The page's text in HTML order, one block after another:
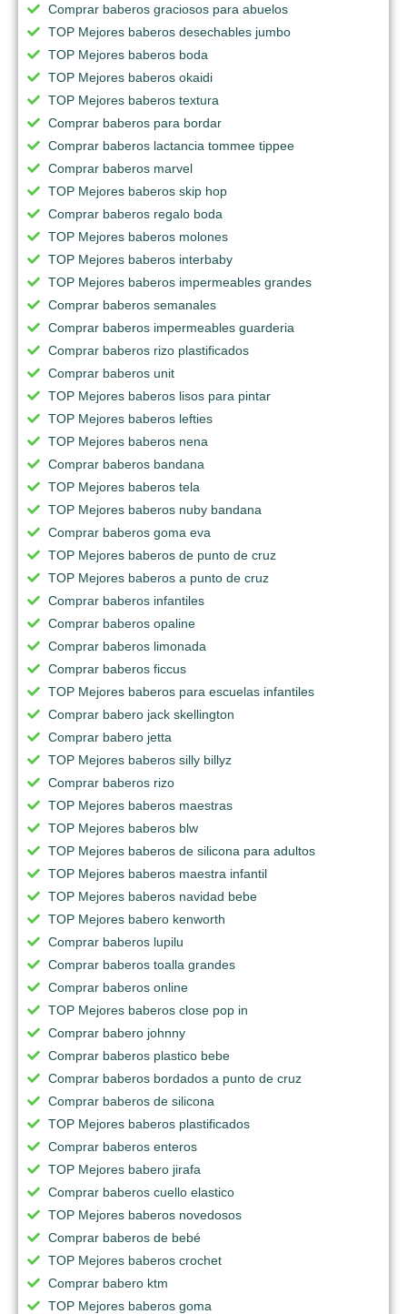
Comprar baberos graciosos para abuelos
TOP Mejores baberos desechables jumbo
TOP Mejores baberos boda
TOP Mejores baberos okaidi
TOP Mejores baberos textura
Comprar baberos para bordar
Comprar baberos lactancia tommee tippee
Comprar baberos marvel
TOP Mejores baberos skip hop
Comprar baberos regalo boda
TOP Mejores baberos molones
TOP Mejores baberos interbaby
TOP Mejores baberos impermeables grandes
Comprar baberos semanales
Comprar baberos impermeables guarderia
Comprar baberos rizo plastificados
Comprar baberos unit
TOP Mejores baberos lisos para pintar
TOP Mejores baberos lefties
TOP Mejores baberos nena
Comprar baberos bandana
TOP Mejores baberos tela
TOP Mejores baberos nuby bandana
Comprar baberos goma eva
TOP Mejores baberos de punto de cruz
TOP Mejores baberos a punto de cruz
Comprar baberos infantiles
Comprar baberos opaline
Comprar baberos limonada
Comprar baberos ficcus
TOP Mejores baberos para escuelas infantiles
Comprar babero jack skellington
Comprar babero jetta
TOP Mejores baberos silly billyz
Comprar baberos rizo
TOP Mejores baberos maestras
TOP Mejores baberos blw
TOP Mejores baberos de silicona para adultos
TOP Mejores baberos maestra infantil
TOP Mejores baberos navidad bebe
TOP Mejores babero kenworth
Comprar baberos lupilu
Comprar baberos toalla grandes
Comprar baberos online
TOP Mejores baberos close pop in
Comprar babero johnny
Comprar baberos plastico bebe
Comprar baberos bordados a punto de cruz
Comprar baberos de silicona
TOP Mejores baberos plastificados
Comprar baberos enteros
TOP Mejores babero jirafa
Comprar baberos cuello elastico
TOP Mejores baberos novedosos
Comprar baberos de bebé
TOP Mejores baberos crochet
Comprar babero ktm
TOP Mejores baberos goma